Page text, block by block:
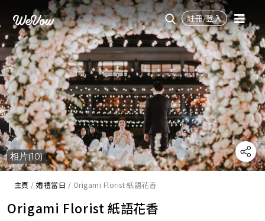
註冊/登入
相片(10)
主頁 /婚禮當日 / Origami Florist 紙語花香
Origami Florist 紙語花香